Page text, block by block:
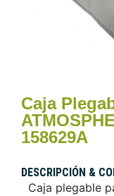
Caja
158629A
DESCRIPCIÓN &
Caja plegable